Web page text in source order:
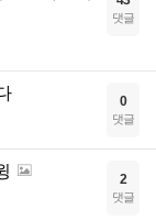
댓글
0
댓글
2
댓글